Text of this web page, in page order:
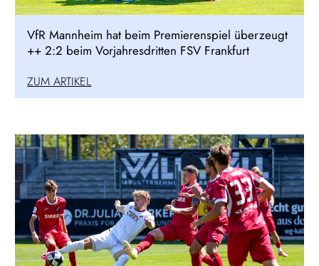
VfR Mannheim hat beim Premierenspiel überzeugt
++ 2:2 beim Vorjahresdritten FSV Frankfurt
ZUM ARTIKEL